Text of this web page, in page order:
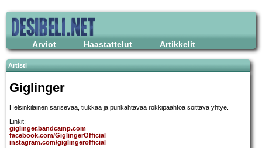
Arviot Haastattelut Artikkelit
Artisti
Giglinger
Helsinkiläinen särisevää, tiukkaa ja punkahtavaa rokkipaahtoa soittava yhtye.
Linkit:
giglinger.bandcamp.com
facebook.com/GiglingerOfficial
instagram.com/giglingerofficial